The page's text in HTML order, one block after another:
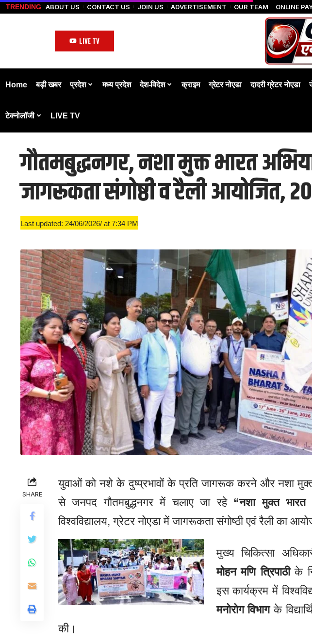
TRENDING ABOUT US CONTACT US JOIN US ADVERTISEMENT OUR TEAM ONLINE
LIVE TV
Home बड़ी खबर प्रदेश मध्य प्रदेश देश-विदेश क्राइम ग्रेटर नोएडा दादरी ग्रेटर नोएडा
टेक्नोलॉजी LIVE TV
गौतमबुद्धनगर, नशा मुक्त भारत
जागरूकता संगोष्ठी व रैली आयोजित,
Last updated: 24/06/2026/ at 7:34 PM
SHARE
युवाओं को नशे के दुष्प्रभावों के प्रति जागरूक करने और नशा मुक्त
से जनपद गौतमबुद्धनगर में चलाए जा रहे “नशा मुक्त भारत
विश्वविद्यालय, ग्रेटर नोएडा में जागरूकता संगोष्ठी एवं रैली का
मुख्य चिकित्सा
मोहन मणि त्रिपाठीके
इस कार्यक्रम में
मनोरोग विभागके
की।